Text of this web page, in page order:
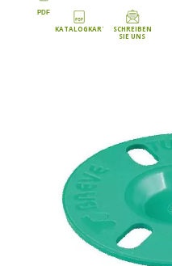
PDF
KATALOGKARTE
SCHREIBEN
SIE UNS